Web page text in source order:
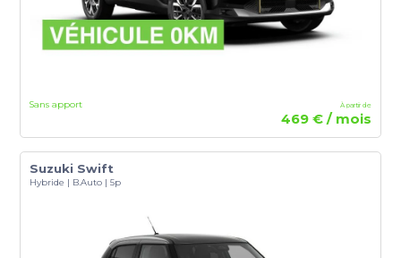
Sans apport À partir de
469 € / mois
Suzuki Swift
Hybride | B.Auto | 5p